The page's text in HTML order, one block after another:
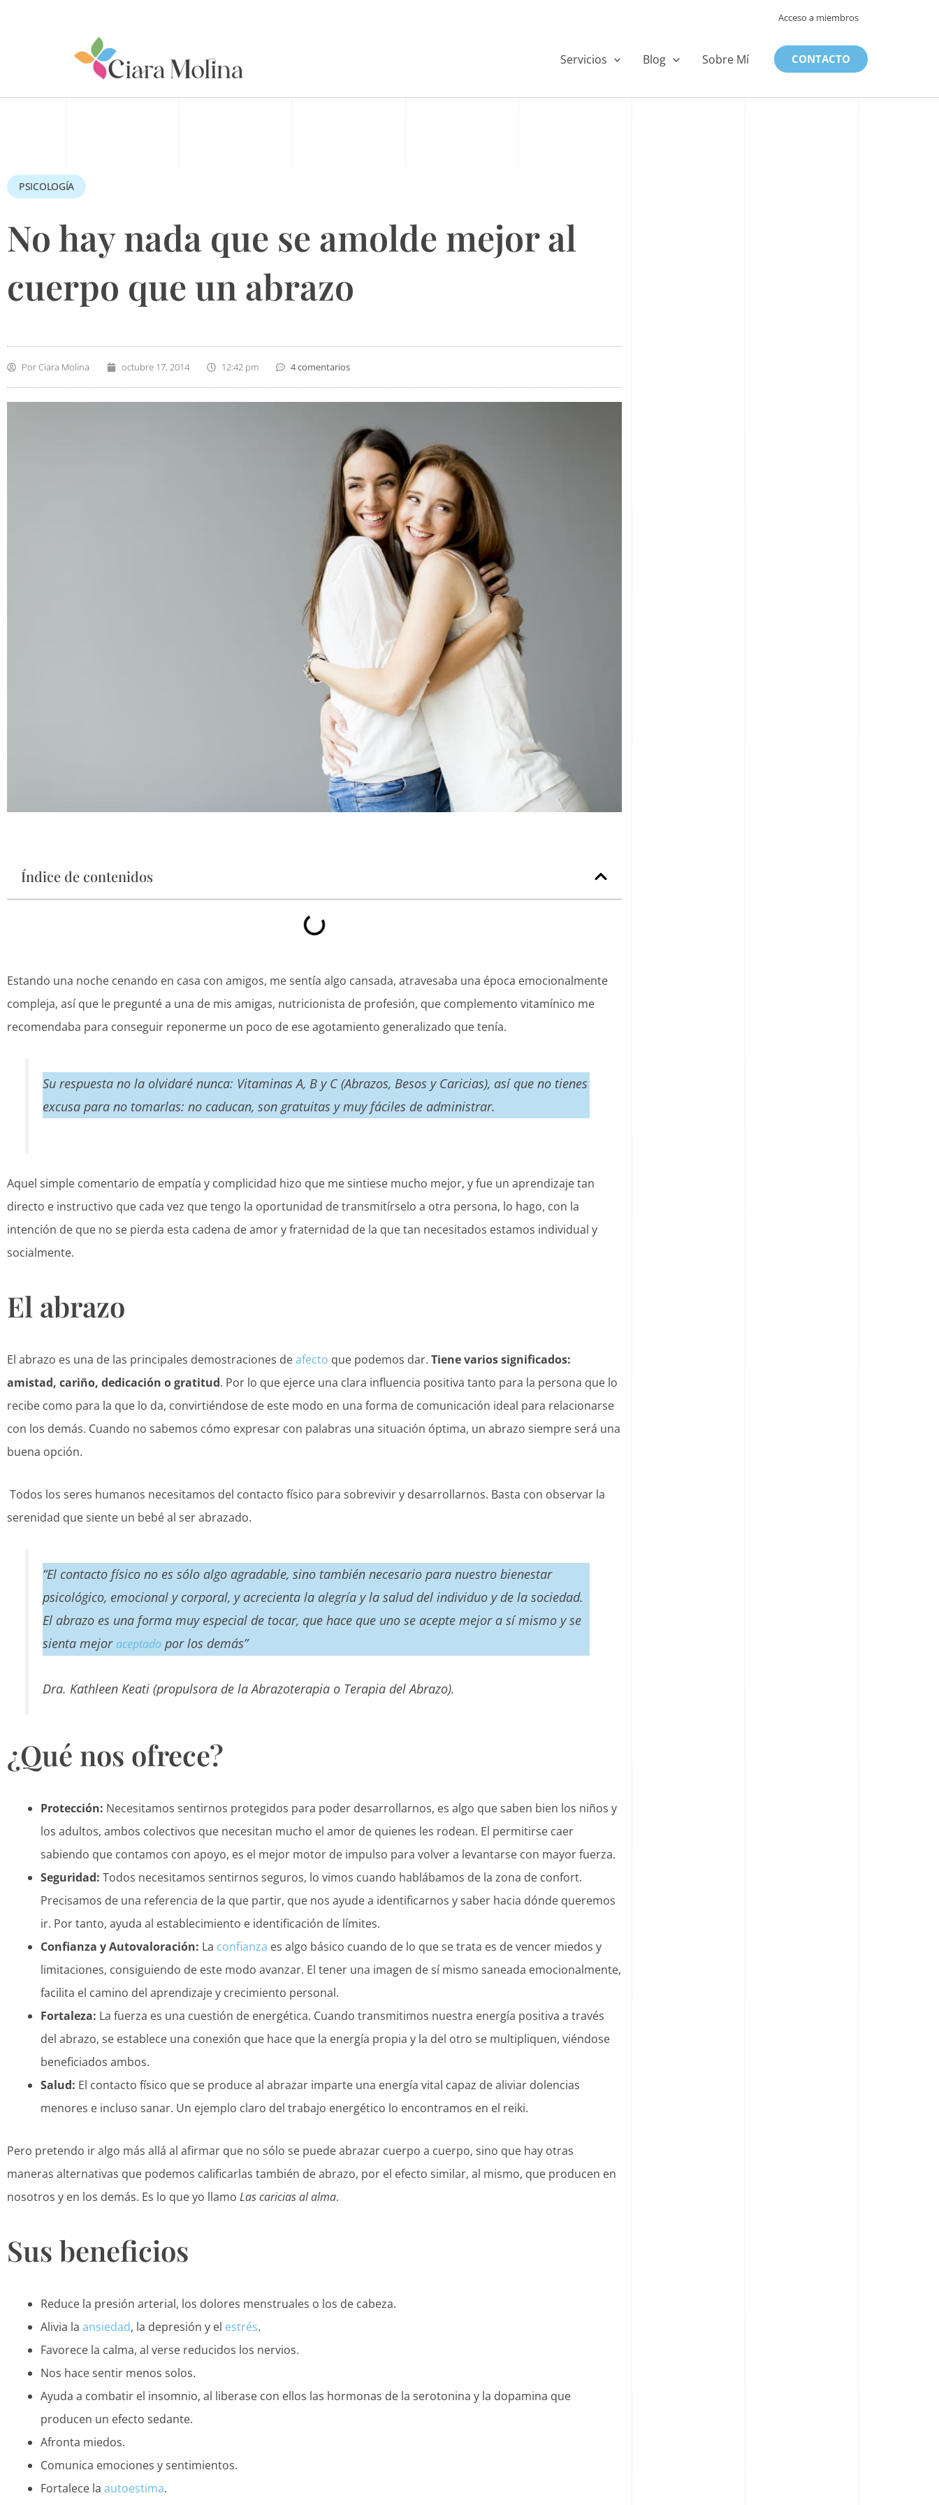
Acceso a miembros
Servicios Blog Sobre Mí CONTACTO
PSICOLOGÍA
No hay nada que se amolde mejor al
cuerpo que un abrazo
PorCiara Molina octubre 17, 2014 12:42 pm 4 comentarios
Índice de contenidos
Estando una noche cenando en casa con amigos, me sentía algo cansada, atravesaba una época emocionalmente
compleja, así que le pregunté a una de mis amigas, nutricionista de profesión, que complemento vitamínico me
recomendaba para conseguir reponerme un poco de ese agotamiento generalizado que tenía.
Su respuesta no la olvidaré nunca: Vitaminas A, B y C (Abrazos, Besos y Caricias), así que no tienes
excusa para no tomarlas: no caducan, son gratuitas y muy fáciles de administrar.
Aquel simple comentario de empatía y complicidad hizo que me sintiese mucho mejor, y fue un aprendizaje tan
directo e instructivo que cada vez que tengo la oportunidad de transmitírselo a otra persona, lo hago, con la
intención de que no se pierda esta cadena de amor y fraternidad de la que tan necesitados estamos individual y
socialmente.
El abrazo
El abrazo es una de las principales demostraciones deafecto que podemos dar. Tiene varios significados:
amistad, cariño, dedicación o gratitud. Por lo que ejerce una clara influencia positiva tanto para la persona que lo
recibe como para la que lo da, convirtiéndose de este modo en una forma de comunicación ideal para relacionarse
con los demás. Cuando no sabemos cómo expresar con palabras una situación óptima, un abrazo siempre será una
buena opción.
Todos los seres humanos necesitamos del contacto físico para sobrevivir y desarrollarnos. Basta con observar la
serenidad que siente un bebé al ser abrazado.
“El contacto físico no es sólo algo agradable, sino también necesario para nuestro bienestar
psicológico, emocional y corporal, y acrecienta la alegría y la salud del individuo y de la sociedad.
El abrazo es una forma muy especial de tocar, que hace que uno se acepte mejor a sí mismo y se
sienta mejor aceptado por los demás”
Dra. Kathleen Keati (propulsora de la Abrazoterapia o Terapia del Abrazo).
¿Qué nos ofrece?
Protección: Necesitamos sentirnos protegidos para poder desarrollarnos, es algo que saben bien los niños y
los adultos, ambos colectivos que necesitan mucho el amor de quienes les rodean. El permitirse caer
sabiendo que contamos con apoyo, es el mejor motor de impulso para volver a levantarse con mayor fuerza.
Seguridad: Todos necesitamos sentirnos seguros, lo vimos cuando hablábamos de la zona de confort.
Precisamos de una referencia de la que partir, que nos ayude a identificarnos y saber hacia dónde queremos
ir. Por tanto, ayuda al establecimiento e identificación de límites.
Confianza y Autovaloración: La confianza es algo básico cuando de lo que se trata es de vencer miedos y
limitaciones, consiguiendo de este modo avanzar. El tener una imagen de sí mismo saneada emocionalmente,
facilita el camino del aprendizaje y crecimiento personal.
Fortaleza: La fuerza es una cuestión de energética. Cuando transmitimos nuestra energía positiva a través
del abrazo, se establece una conexión que hace que la energía propia y la del otro se multipliquen, viéndose
beneficiados ambos.
Salud: El contacto físico que se produce al abrazar imparte una energía vital capaz de aliviar dolencias
menores e incluso sanar. Un ejemplo claro del trabajo energético lo encontramos en el reiki.
Pero pretendo ir algo más allá al afirmar que no sólo se puede abrazar cuerpo a cuerpo, sino que hay otras
maneras alternativas que podemos calificarlas también de abrazo, por el efecto similar, al mismo, que producen en
nosotros y en los demás. Es lo que yo llamo Las caricias al alma.
Sus beneficios
Reduce la presión arterial, los dolores menstruales o los de cabeza.
Alivia la ansiedad, la depresión y el estrés.
Favorece la calma, al verse reducidos los nervios.
Nos hace sentir menos solos.
Ayuda a combatir el insomnio, al liberase con ellos las hormonas de la serotonina y la dopamina que
producen un efecto sedante.
Afronta miedos.
Comunica emociones y sentimientos.
Fortalece la autoestima.